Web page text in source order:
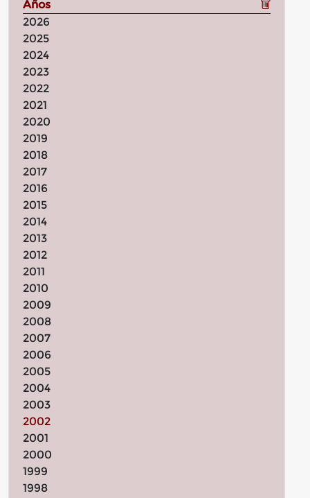
Años
2026
2025
2024
2023
2022
2021
2020
2019
2018
2017
2016
2015
2014
2013
2012
2011
2010
2009
2008
2007
2006
2005
2004
2003
2002
2001
2000
1999
1998